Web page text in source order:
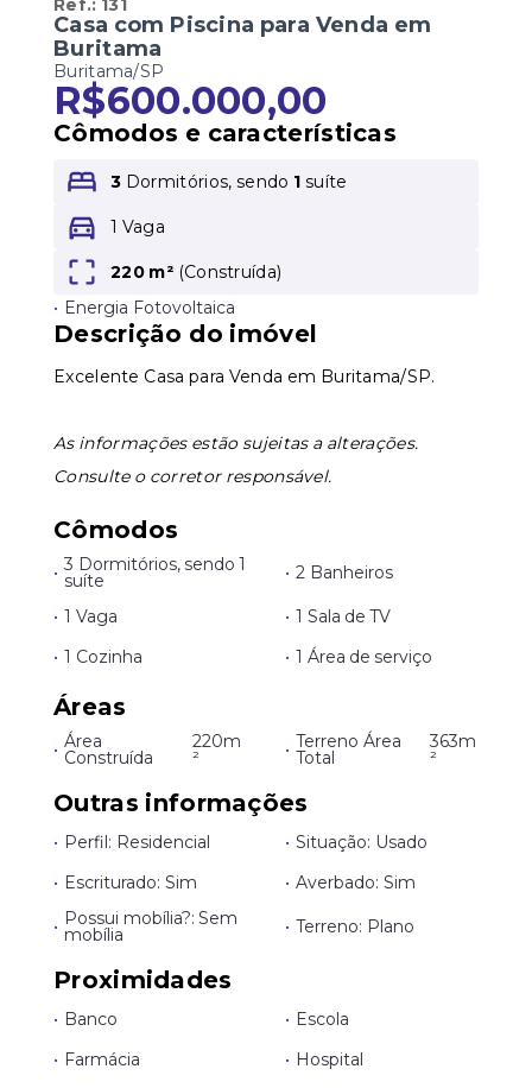
Ref.: 131
Casa com Piscina para Venda em
Buritama
Buritama/SP
R$600.000,00
Cômodos e características
3 Dormitórios, sendo 1 suíte
1 Vaga
220 m² (Construída)
• Energia Fotovoltaica
Descrição do imóvel
Excelente Casa para Venda em Buritama/SP.
As informações estão sujeitas a alterações.
Consulte o corretor responsável.
Cômodos
• 3 Dormitórios, sendo 1
suíte • 2 Banheiros
• 1 Vaga • 1 Sala de TV
• 1 Cozinha • 1 Área de serviço
Áreas
• Área
Construída
220m
² • Terreno Área
Total
363m
²
Outras informações
• Perfil: Residencial • Situação: Usado
• Escriturado: Sim • Averbado: Sim
• Possui mobília?: Sem
mobília • Terreno: Plano
Proximidades
• Banco • Escola
• Farmácia • Hospital